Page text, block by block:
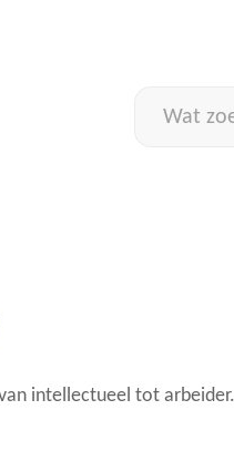
zoek
van intellectueel